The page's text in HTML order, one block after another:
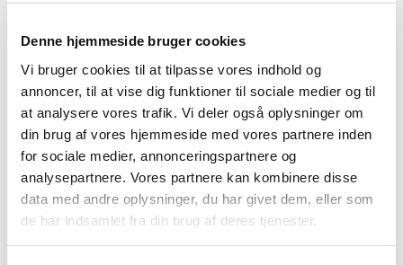
Denne hjemmeside bruger cookies
Vi bruger cookies til at tilpasse vores indhold og
annoncer, til at vise dig funktioner til sociale medier og til
at analysere vores trafik. Vi deler også oplysninger om
din brug af vores hjemmeside med vores partnere inden
for sociale medier, annonceringspartnere og
analysepartnere. Vores partnere kan kombinere disse
data med andre oplysninger, du har givet dem, eller som
de har indsamlet fra din brug af deres tjenester.
Praktisk information:
️ Tidspunkt: onsdage i to hold: kl 9.30 og 10.45
medfælles kaffepause kl. 10.15
Sted: Sognegården i Storvorde, Tofthøjvej 37, 9280
Alder: Babysalmesang er egnet til babyer fra 2-10
måneder.